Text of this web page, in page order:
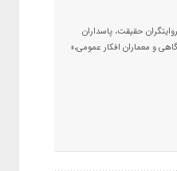
حقیقت، پاسداران
و معماران افکار عمومی،»